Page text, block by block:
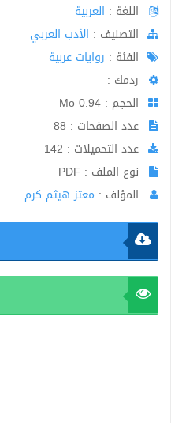
اللغة : العربية
اﻟﺘﺼﻨﻴﻒ : الأدب العربي
الفئة : روايات عربية
ردمك :
الحجم : 0.94 Mo
عدد الصفحات : 88
عدد التحميلات : 142
نوع الملف : PDF
المؤلف : معتز هيثم كرم